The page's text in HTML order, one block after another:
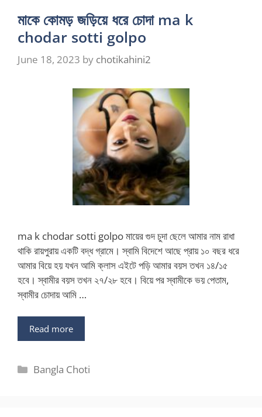
মাকে কোমড় জড়িয়ে ধরে চোদা ma k
chodar sotti golpo
June 18, 2023 by chotikahini2
ma k chodar sotti golpo মায়ের গুদ চুদা ছেলে আমার নাম রাধা
থাকি রায়পুরায় একটি বদ্ধ গ্রামে। স্বামি বিদেশে আছে প্রায় ১০ বছর ধরে
আমার বিয়ে হয় যখন আমি ক্লাস এইটে পড়ি আমার বয়স তখন ১৪/১৫
হবে। স্বামীর বয়স তখন ২৭/২৮ হবে। বিয়ে পর স্বামীকে ভয় পেতাম,
স্বামীর চোদায় আমি …
Read more
Categories
Bangla Choti